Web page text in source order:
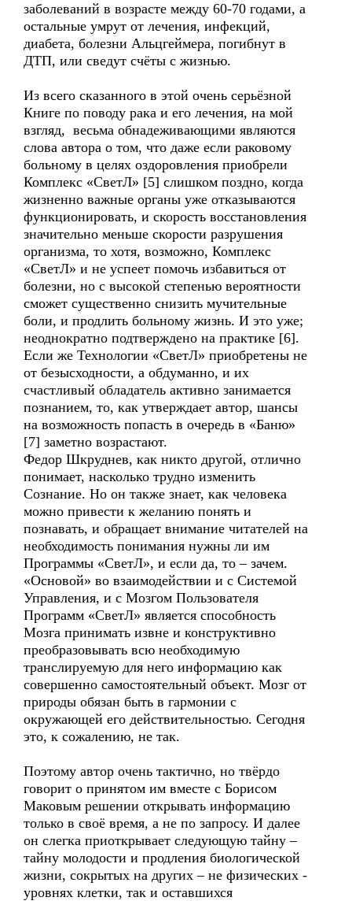
заболеваний в возрасте между 60-70 годами, а
остальные умрут от лечения, инфекций,
диабета, болезни Альцгеймера, погибнут в
ДТП, или сведут счёты с жизнью.
Из всего сказанного в этой очень серьёзной
Книге по поводу рака и его лечения, на мой
взгляд, весьма обнадеживающими являются
слова автора о том, что даже если раковому
больному в целях оздоровления приобрели
Комплекс «СветЛ» [5] слишком поздно, когда
жизненно важные органы уже отказываются
функционировать, и скорость восстановления
значительно меньше скорости разрушения
организма, то хотя, возможно, Комплекс
«СветЛ» и не успеет помочь избавиться от
болезни, но с высокой степенью вероятности
сможет существенно снизить мучительные
боли, и продлить больному жизнь. И это уже;
неоднократно подтверждено на практике [6].
Если же Технологии «СветЛ» приобретены не
от безысходности, а обдуманно, и их
счастливый обладатель активно занимается
познанием, то, как утверждает автор, шансы
на возможность попасть в очередь в «Баню»
[7] заметно возрастают.
Федор Шкруднев, как никто другой, отлично
понимает, насколько трудно изменить
Сознание. Но он также знает, как человека
можно привести к желанию понять и
познавать, и обращает внимание читателей на
необходимость понимания нужны ли им
Программы «СветЛ», и если да, то – зачем.
«Основой» во взаимодействии и с Системой
Управления, и с Мозгом Пользователя
Программ «СветЛ» является способность
Мозга принимать извне и конструктивно
преобразовывать всю необходимую
транслируемую для него информацию как
совершенно самостоятельный объект. Мозг от
природы обязан быть в гармонии с
окружающей его действительностью. Сегодня
это, к сожалению, не так.
Поэтому автор очень тактично, но твёрдо
говорит о принятом им вместе с Борисом
Маковым решении открывать информацию
только в своё время, а не по запросу. И далее
он слегка приоткрывает следующую тайну –
тайну молодости и продления биологической
жизни, сокрытых на других – не физических -
уровнях клетки, так и оставшихся